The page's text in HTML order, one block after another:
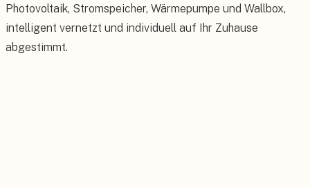
Photovoltaik, Stromspeicher, Wärmepumpe und Wallbox,
intelligent vernetzt und individuell auf Ihr Zuhause
abgestimmt.